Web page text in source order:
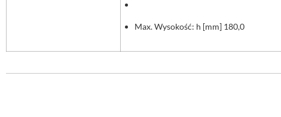
Max. Wysokość: h [mm] 180,0